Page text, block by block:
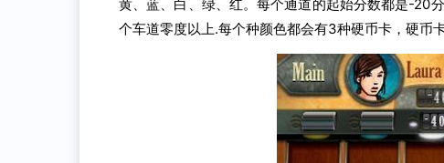
黄、蓝、白、绿、红。每个通道的起始分数都是-20
个车道零度以上.每个种颜色都会有3种硬币卡，硬币